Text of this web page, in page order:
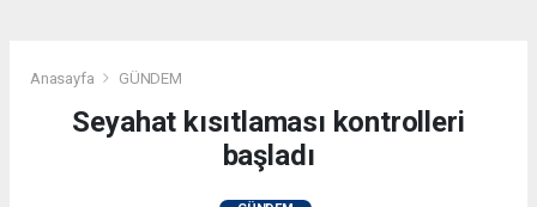
Anasayfa GÜNDEM
Seyahat kısıtlaması kontrolleri
başladı